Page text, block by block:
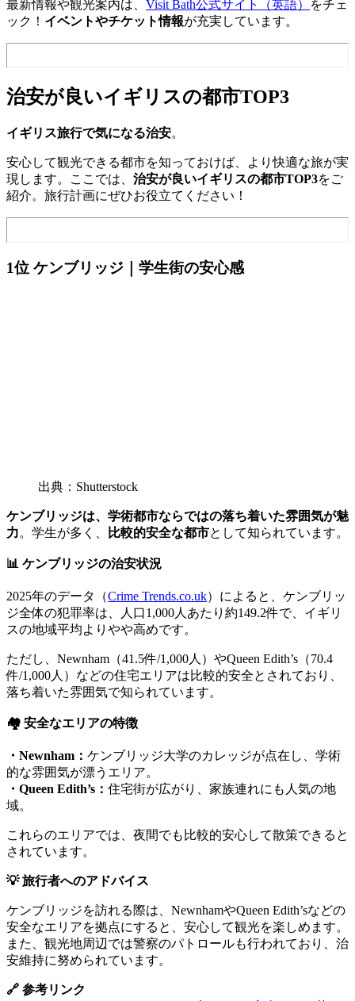
最新情報や観光案内は、 Visit Bath公式サイト（英語）
をチェ
ック！ イベントやチケット情報が充実しています。
治安が良いイギリスの都市TOP3
イギリス旅行で気になる治安。
安心して観光できる都市を知っておけば、より快適な旅が実
現します。ここでは、 治安が良いイギリスの都市TOP3をご
紹介。旅行計画にぜひお役立てください！
1位 ケンブリッジ｜学生街の安心感
出典：Shutterstock
ケンブリッジは、学術都市ならではの落ち着いた雰囲気が魅
力。学生が多く、 比較的安全な都市として知られています。
📊 ケンブリッジの治安状況
2025年のデータ（Crime Trends.co.uk）によると、ケンブリッ
ジ全体の犯罪率は、人口1,000人あたり約149.2件で、イギリ
スの地域平均よりやや高めです。
ただし、Newnham（41.5件/1,000人）やQueen Edith’s（70.4
件/1,000人）などの住宅エリアは比較的安全とされており、
落ち着いた雰囲気で知られています。
🏘️ 安全なエリアの特徴
・Newnham： ケンブリッジ大学のカレッジが点在し、学術
的な雰囲気が漂うエリア。
・Queen Edith’s： 住宅街が広がり、家族連れにも人気の地
域。
これらのエリアでは、夜間でも比較的安心して散策できると
されています。
💡 旅行者へのアドバイス
ケンブリッジを訪れる際は、NewnhamやQueen Edith’sなどの
安全なエリアを拠点にすると、安心して観光を楽しめます。
また、観光地周辺では警察のパトロールも行われており、治
安維持に努められています。
🔗 参考リンク